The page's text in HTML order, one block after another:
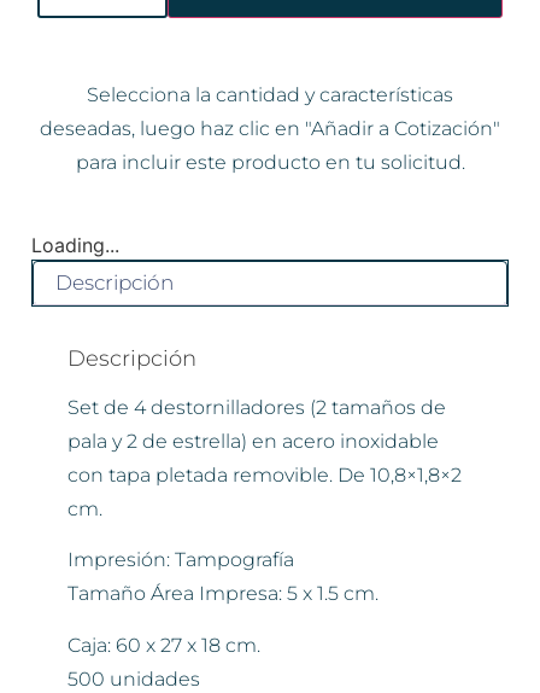
Selecciona la cantidad y características
deseadas, luego haz clic en "Añadir a Cotización"
para incluir este producto en tu solicitud.
Loading...
Descripción
Descripción
Set de 4 destornilladores (2 tamaños de
pala y 2 de estrella) en acero inoxidable
con tapa pletada removible. De 10,8×1,8×2
cm.
Impresión: Tampografía
Tamaño Área Impresa: 5 x 1.5 cm.
Caja: 60 x 27 x 18 cm.
500 unidades